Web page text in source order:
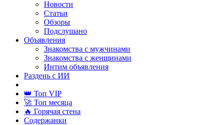
Новости
Статьи
Обзоры
Подслушано
Объявления
Знакомства с мужчинами
Знакомства с женщинами
Интим объявления
Раздень с ИИ
👑 Топ VIP
🚀 Топ месяца
🔥 Горячая стена
Содержанки